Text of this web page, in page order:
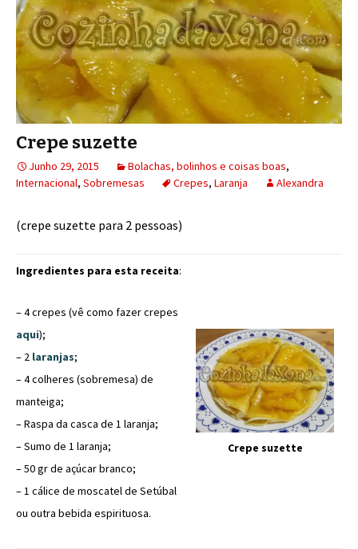
Crepe suzette
Junho 29, 2015 Bolachas, bolinhos e coisas boas,
Internacional, Sobremesas Crepes, Laranja Alexandra
(crepe suzette para 2 pessoas)
Ingredientes para esta receita:
– 4 crepes (vê como fazer crepes
aqui);
– 2 laranjas;
– 4 colheres (sobremesa) de
manteiga;
– Raspa da casca de 1 laranja;
– Sumo de 1 laranja;
– 50 gr de açúcar branco;
– 1 cálice de moscatel de Setúbal
ou outra bebida espirituosa.
Crepe suzette